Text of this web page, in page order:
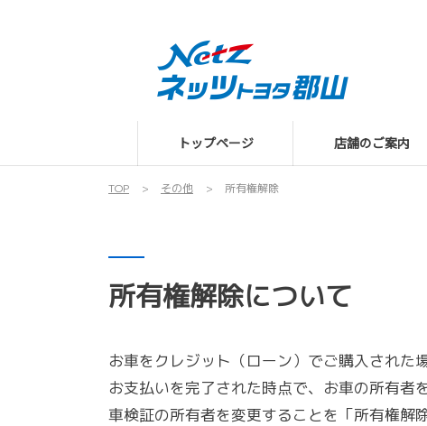
トップページ 店舗のご案内
TOP その他 所有権解除
所有権解除について
お車をクレジット（ローン）でご購入された
お支払いを完了された時点で、お車の所有者
車検証の所有者を変更することを「所有権解